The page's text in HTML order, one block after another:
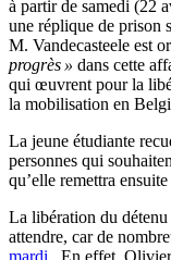
à partir de samedi (22
une réplique de prison
M. Vandecasteele est
progrès » dans cette
qui œuvrent pour la
la mobilisation en
La jeune étudiante
personnes qui
qu’elle remettra
La libération du détenu
attendre, car de
mardi . En effet,